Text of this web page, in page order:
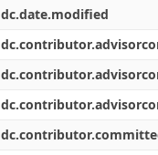
dc.date.modified